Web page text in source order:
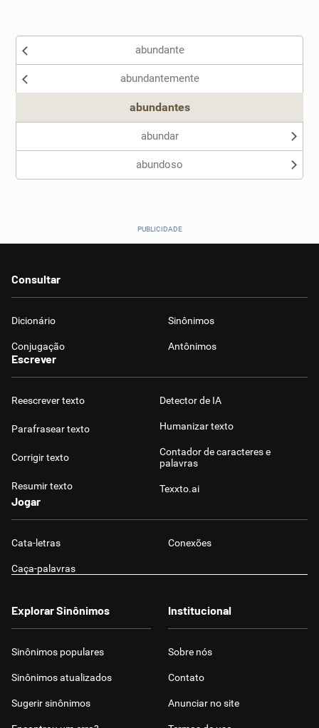
Nenhum dos sinônimos apresentados me ajudou
abundante
abundantemente
abundantes
abundar
abundoso
Consultar
Dicionário Sinônimos
Conjugação Antônimos
Escrever
Reescrever texto
Parafrasear texto
Corrigir texto
Resumir texto
Detector de IA
Humanizar texto
Contador de caracteres e
palavras
Texxto.ai
Jogar
Cata-letras Conexões
Caça-palavras
Explorar Sinônimos
Sinônimos populares
Sinônimos atualizados
Sugerir sinônimos
Institucional
Sobre nós
Contato
Anunciar no site